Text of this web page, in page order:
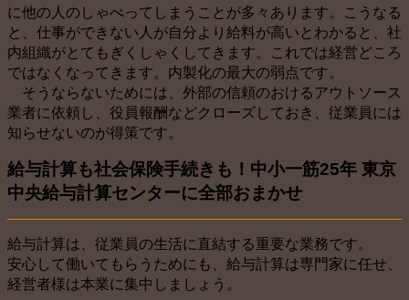
に他の人のしゃべってしまうことが多々あります。こうなる
と、仕事ができない人が自分より給料が高いとわかると、社
内組織がとてもぎくしゃくしてきます。これでは経営どころ
ではなくなってきます。内製化の最大の弱点です。
そうならないためには、外部の信頼のおけるアウトソース
業者に依頼し、役員報酬などクローズしておき、従業員には
知らせないのが得策です。
給与計算も社会保険手続きも！中小一筋25年 東京
中央給与計算センターに全部おまかせ
給与計算は、従業員の生活に直結する重要な業務です。
安心して働いてもらうためにも、給与計算は専門家に任せ、
経営者様は本業に集中しましょう。